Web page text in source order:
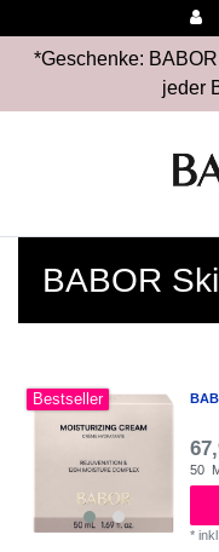
*Geschenke:
jeder
BABOR
Bestseller
50
*